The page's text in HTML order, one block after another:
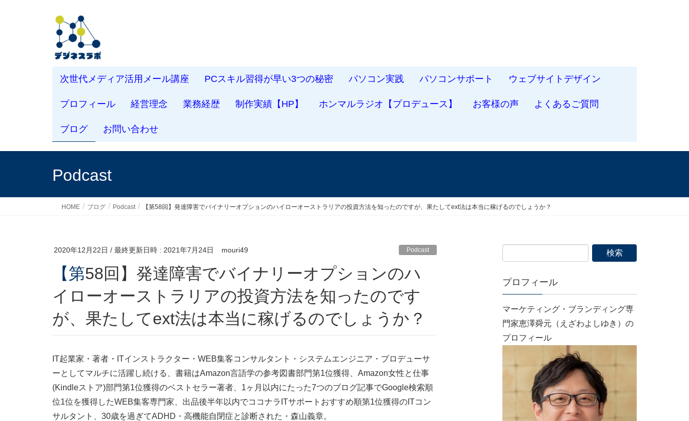
次世代メディア活用メール講座 PCスキル習得が早い3つの秘密 パソコン実践 パソコンサポート ウェブサイトデザイン
プロフィール 経営理念 業務経歴 制作実績【HP】 ホンマルラジオ【プロデュース】 お客様の声 よくあるご質問
ブログ お問い合わせ
Podcast
HOME ブログ Podcast 【第58回】発達障害でバイナリーオプションのハイローオーストラリアの投資方法を知ったのですが、果たしてext法は本当に稼げるのでしょうか？
2020年12月22日 / 最終更新日時 : 2021年7月24日 mouri49 Podcast
【第58回】発達障害でバイナリーオプションのハ
イローオーストラリアの投資方法を知ったのです
が、果たしてext法は本当に稼げるのでしょうか？
IT起業家・著者・ITインストラクター・WEB集客コンサルタント・システムエンジニア・プロデューサ
ーとしてマルチに活躍し続ける、書籍はAmazon言語学の参考図書部門第1位獲得、Amazon女性と仕事
(Kindleストア)部門第1位獲得のベストセラー著者、1ヶ月以内にたった7つのブログ記事でGoogle検索順
位1位を獲得したWEB集客専門家、出品後半年以内でココナラITサポートおすすめ順第1位獲得のITコン
サルタント、30歳を過ぎてADHD・高機能自閉症と診断された・森山義章。
プロフィール
マーケティング・ブランディング専
門家恵澤舜元（えざわよしゆき）の
プロフィール